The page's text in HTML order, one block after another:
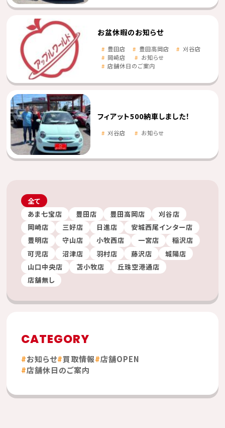
お盆休暇のお知らせ
豊田店 豊田高岡店
刈谷店
岡崎店
お知らせ
店舗休日のご案内
フィアット500納車しました！
刈谷店 お知らせ
全て
あま七宝店
豊田店 豊田高岡店
刈谷店
岡崎店
三好店 日進店
安城西尾インター店
豊明店
守山店 小牧西店 一宮店
稲沢店
可児店
沼津店 羽村店 藤沢店
城陽店
山口中央店
苫小牧店
丘珠空港通店
店舗無し
CATEGORY
お知らせ 買取情報 店舗OPEN
店舗休日のご案内